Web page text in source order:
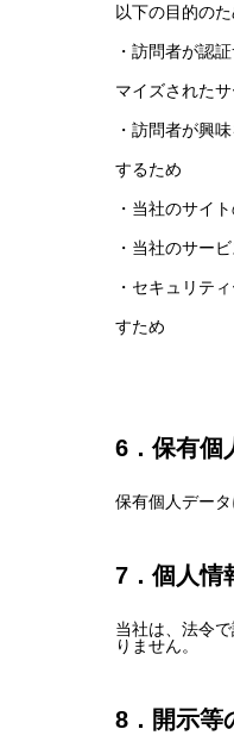
以下の目的の
・訪問者が認
マイズされた
・訪問者が興
するため
・当社のサイ
・当社のサー
・セキュリテ
すため
6．保有個
保有個人デー
7．個人情
当社は、法令
りません。
8．開示等